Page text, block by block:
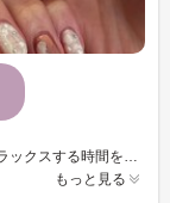
もっと見る